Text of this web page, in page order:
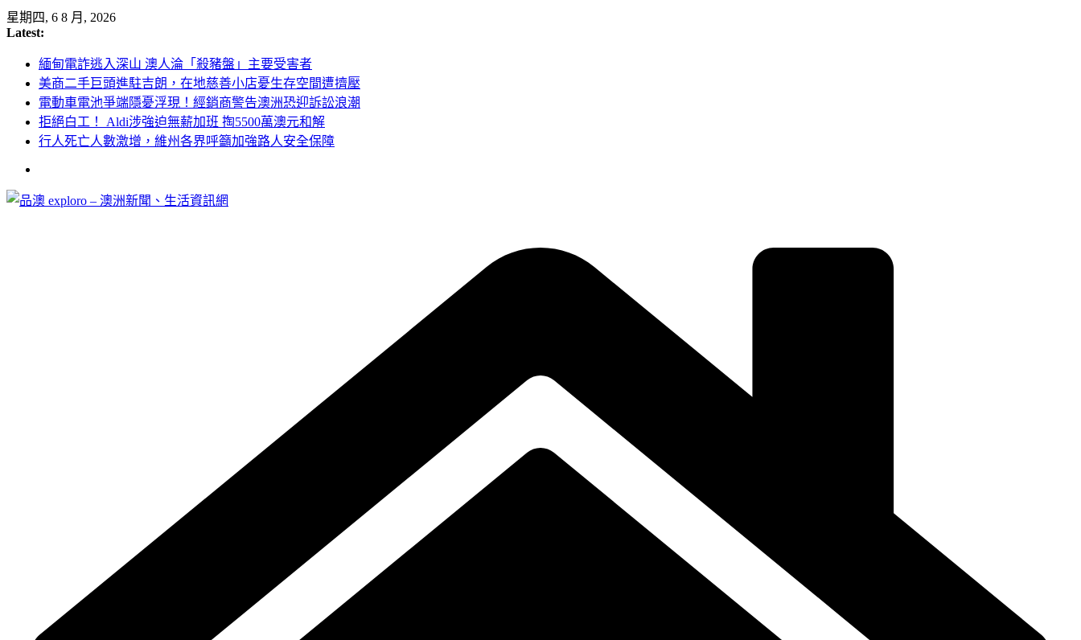
Skip
to
content
星期四, 6 8 月, 2026
Latest:
緬甸電詐逃入深山 澳人淪「殺豬盤」主要受害者
美商二手巨頭進駐吉朗，在地慈善小店憂生存空間遭擠壓
電動車電池爭端隱憂浮現！經銷商警告澳洲恐迎訴訟浪潮
拒絕白工！ Aldi涉強迫無薪加班 掏5500萬澳元和解
行人死亡人數激增，維州各界呼籲加強路人安全保障